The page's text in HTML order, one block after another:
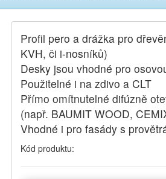
Profil pero a drážka pro
KVH, či i-nosníků)
Desky jsou vhodné pro
Použitelné i na zdivo a CLT
Přímo omítnutelné difúzně
(např. BAUMIT WOOD,
Vhodné i pro fasády s
Kód produktu: